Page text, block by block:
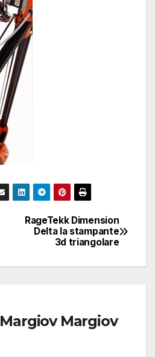
RageTekk Dimension
Delta la stampante
3d triangolare
Margiov Margiov